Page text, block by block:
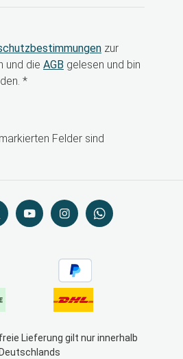
zur
und die AGB gelesen und bin
*
Felder sind
Lieferung gilt nur innerhalb
Deutschlands